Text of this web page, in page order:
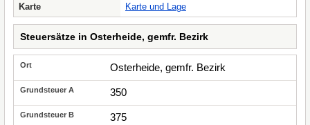
Karte
Karte und Lage
Steuersätze in Osterheide, gemfr. Bezirk
Osterheide, gemfr. Bezirk
350
375